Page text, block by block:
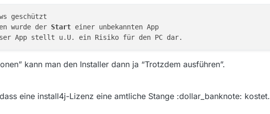
geschützt
wurde der Start einer unbekannten App
kann man den Installer dann ja “Trotzdem ausführen”.
eine install4j-Lizenz eine amtliche Stange :dollar_banknote: kostet.